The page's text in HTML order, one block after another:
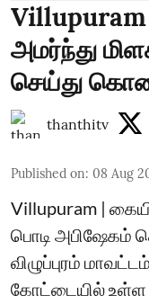
அமர்ந்து
செய்து
thanthitv
Published on: 08 Aug
Villupuram |
பொடி அபிஷேகம்
விழுப்புரம்
கோட்டையில்